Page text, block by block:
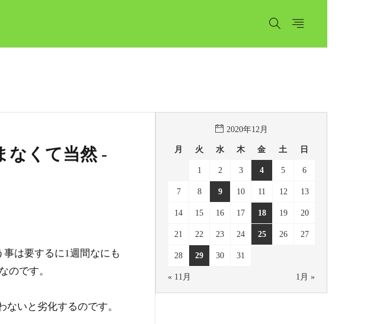
なくて当然 -
は要するに1週間なにも
のです。
いと劣化するのです。
2020年12月
月 火 水 木 金 土 日
1 2 3 4 5 6
7 8 9 10 11 12 13
14 15 16 17 18 19 20
21 22 23 24 25 26 27
28 29 30 31
« 11月 1月 »